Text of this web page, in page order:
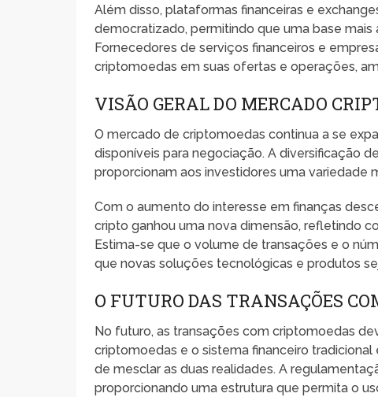
Além disso, plataformas financeiras e
democratizado, permitindo que uma base
Fornecedores de serviços financeiros e
criptomoedas em suas ofertas e operações,
VISÃO GERAL DO MERCADO
O mercado de criptomoedas continua a se
disponíveis para negociação. A diversificação
proporcionam aos investidores uma variedade
Com o aumento do interesse em finanças
cripto ganhou uma nova dimensão, refletindo
Estima-se que o volume de transações e o
que novas soluções tecnológicas e produtos
O FUTURO DAS TRANSAÇÕES
No futuro, as transações com criptomoedas
criptomoedas e o sistema financeiro
de mesclar as duas realidades. A
proporcionando uma estrutura que permita o